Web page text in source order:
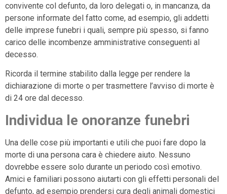
convivente col defunto, da loro delegati o, in mancanza, da
persone informate del fatto come, ad esempio, gli addetti
delle imprese funebri i quali, sempre più spesso, si fanno
carico delle incombenze amministrative conseguenti al
decesso.
Ricorda il termine stabilito dalla legge per rendere la
dichiarazione di morte o per trasmettere l’avviso di morte è
di 24 ore dal decesso.
Individua le onoranze funebri
Una delle cose più importanti e utili che puoi fare dopo la
morte di una persona cara è chiedere aiuto. Nessuno
dovrebbe essere solo durante un periodo così emotivo.
Amici e familiari possono aiutarti con gli effetti personali del
defunto, ad esempio prendersi cura degli animali domestici